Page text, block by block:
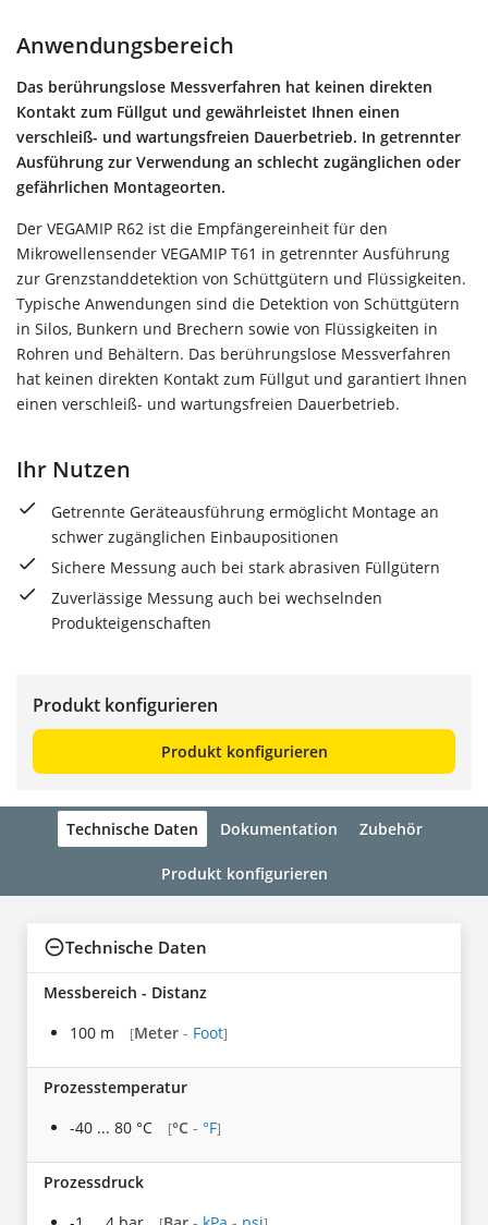
Anwendungsbereich
Das berührungslose Messverfahren hat keinen direkten
Kontakt zum Füllgut und gewährleistet Ihnen einen
verschleiß- und wartungsfreien Dauerbetrieb. In getrennter
Ausführung zur Verwendung an schlecht zugänglichen oder
gefährlichen Montageorten.
Der VEGAMIP R62 ist die Empfängereinheit für den
Mikrowellensender VEGAMIP T61 in getrennter Ausführung
zur Grenzstanddetektion von Schüttgütern und Flüssigkeiten.
Typische Anwendungen sind die Detektion von Schüttgütern
in Silos, Bunkern und Brechern sowie von Flüssigkeiten in
Rohren und Behältern. Das berührungslose Messverfahren
hat keinen direkten Kontakt zum Füllgut und garantiert Ihnen
einen verschleiß- und wartungsfreien Dauerbetrieb.
Ihr Nutzen
Getrennte Geräteausführung ermöglicht Montage an
schwer zugänglichen Einbaupositionen
Sichere Messung auch bei stark abrasiven Füllgütern
Zuverlässige Messung auch bei wechselnden
Produkteigenschaften
Produkt konfigurieren
Produkt konfigurieren
Technische Daten Dokumentation Zubehör
Produkt konfigurieren
Technische Daten
Messbereich - Distanz
100 m
[Meter - Foot]
Prozesstemperatur
-40 ... 80 °C
[°C - °F]
Prozessdruck